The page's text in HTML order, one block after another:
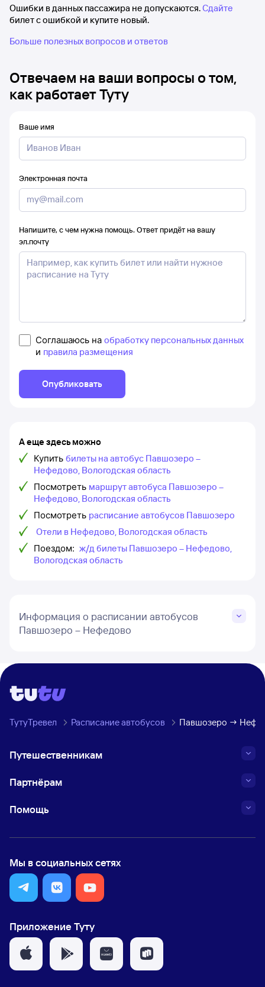
Ошибки в данных пассажира не допускаются.Сдайте
билет с ошибкой и купите новый.
Больше полезных вопросов и ответов
Отвечаем на ваши вопросы о том,
как работает Туту
Ваше имя
Электронная почта
Напишите, с чем нужна помощь. Ответ придёт на вашу
эл.почту
Соглашаюсь на обработку персональных данных
и правила размещения
Опубликовать
А еще здесь можно
Купить билеты на автобус Павшозеро –
Нефедово, Вологодская область
Посмотреть маршрут автобуса Павшозеро –
Нефедово, Вологодская область
Посмотреть расписание автобусов Павшозеро
Отели в Нефедово, Вологодская область
Поездом: ж/д билеты Павшозеро – Нефедово,
Вологодская область
Информация о расписании автобусов
Павшозеро – Нефедово
ТутуТревел Расписание автобусов Павшозеро →
Путешественникам
Партнёрам
Помощь
Мы в социальных сетях
Приложение Туту